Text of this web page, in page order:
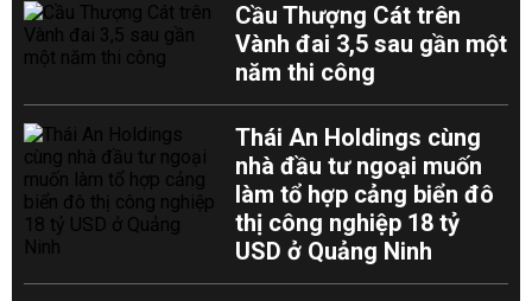
Cầu Thượng Cát trên
Vành đai 3,5 sau gần một
năm thi công
Thái An Holdings cùng
nhà đầu tư ngoại muốn
làm tổ hợp cảng biển đô
thị công nghiệp 18 tỷ
USD ở Quảng Ninh